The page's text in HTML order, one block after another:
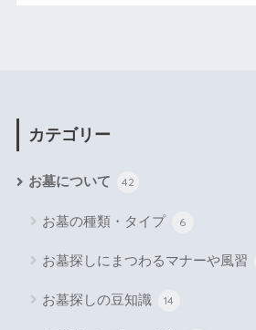
カテゴリー
お墓について 42
お墓の種類・タイプ 6
お墓探しにまつわるマナーや風習
お墓探しの豆知識 14